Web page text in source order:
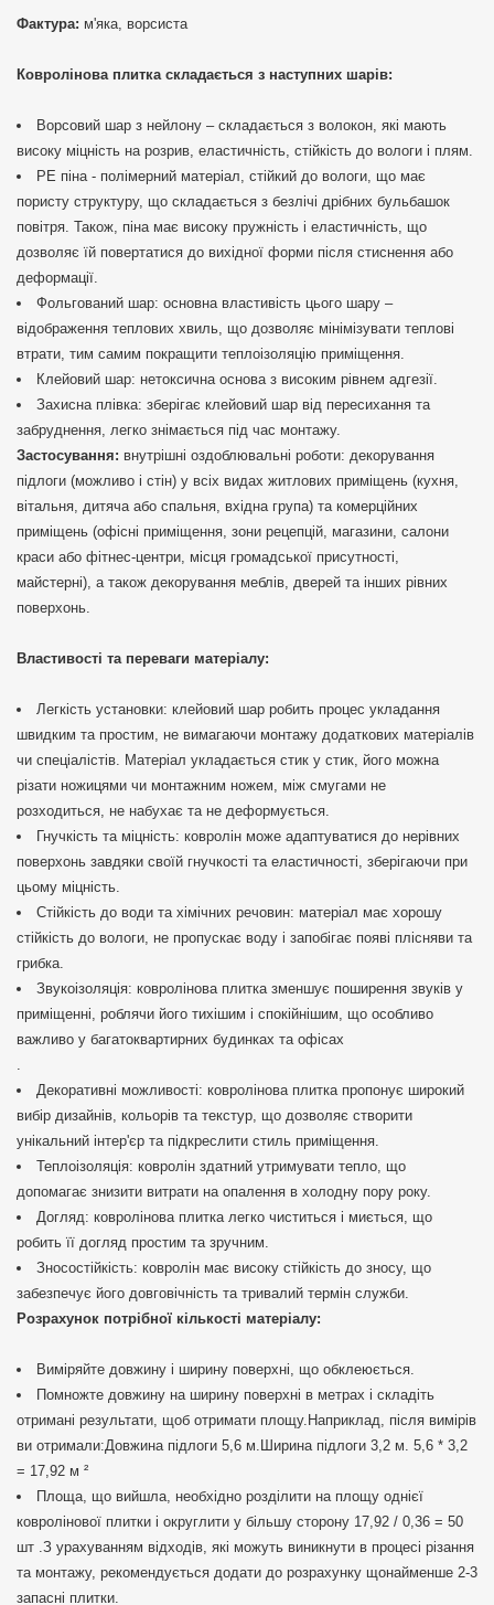
Фактура: м'яка, ворсиста
Ковролінова плитка складається з наступних шарів:
Ворсовий шар з нейлону – складається з волокон, які мають
високу міцність на розрив, еластичність, стійкість до вологи і плям.
РЕ піна - полімерний матеріал, стійкий до вологи, що має
пористу структуру, що складається з безлічі дрібних бульбашок
повітря. Також, піна має високу пружність і еластичність, що
дозволяє їй повертатися до вихідної форми після стиснення або
деформації.
Фольгований шар: основна властивість цього шару –
відображення теплових хвиль, що дозволяє мінімізувати теплові
втрати, тим самим покращити теплоізоляцію приміщення.
Клейовий шар: нетоксична основа з високим рівнем адгезії.
Захисна плівка: зберігає клейовий шар від пересихання та
забруднення, легко знімається під час монтажу.
Застосування: внутрішні оздоблювальні роботи: декорування
підлоги (можливо і стін) у всіх видах житлових приміщень (кухня,
вітальня, дитяча або спальня, вхідна група) та комерційних
приміщень (офісні приміщення, зони рецепцій, магазини, салони
краси або фітнес-центри, місця громадської присутності,
майстерні), а також декорування меблів, дверей та інших рівних
поверхонь.
Властивості та переваги матеріалу:
Легкість установки: клейовий шар робить процес укладання
швидким та простим, не вимагаючи монтажу додаткових матеріалів
чи спеціалістів. Матеріал укладається стик у стик, його можна
різати ножицями чи монтажним ножем, між смугами не
розходиться, не набухає та не деформується.
Гнучкість та міцність: ковролін може адаптуватися до нерівних
поверхонь завдяки своїй гнучкості та еластичності, зберігаючи при
цьому міцність.
Стійкість до води та хімічних речовин: матеріал має хорошу
стійкість до вологи, не пропускає воду і запобігає появі плісняви та
грибка.
Звукоізоляція: ковролінова плитка зменшує поширення звуків у
приміщенні, роблячи його тихішим і спокійнішим, що особливо
важливо у багатоквартирних будинках та офісах
.
Декоративні можливості: ковролінова плитка пропонує широкий
вибір дизайнів, кольорів та текстур, що дозволяє створити
унікальний інтер'єр та підкреслити стиль приміщення.
Теплоізоляція: ковролін здатний утримувати тепло, що
допомагає знизити витрати на опалення в холодну пору року.
Догляд: ковролінова плитка легко чиститься і миється, що
робить її догляд простим та зручним.
Зносостійкість: ковролін має високу стійкість до зносу, що
забезпечує його довговічність та тривалий термін служби.
Розрахунок потрібної кількості матеріалу:
Виміряйте довжину і ширину поверхні, що обклеюється.
Помножте довжину на ширину поверхні в метрах і складіть
отримані результати, щоб отримати площу.Наприклад, після вимірів
ви отримали:Довжина підлоги 5,6 м.Ширина підлоги 3,2 м. 5,6 * 3,2
= 17,92 м ²
Площа, що вийшла, необхідно розділити на площу однієї
ковролінової плитки і округлити у більшу сторону 17,92 / 0,36 = 50
шт .З урахуванням відходів, які можуть виникнути в процесі різання
та монтажу, рекомендується додати до розрахунку щонайменше 2-3
запасні плитки.